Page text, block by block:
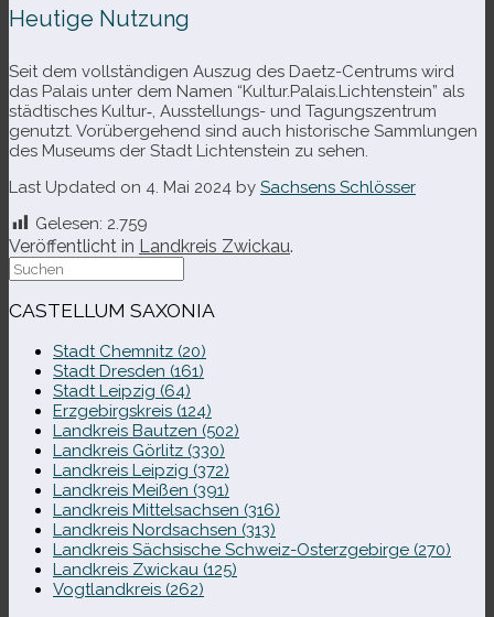
Heutige Nutzung
Seit dem voll­stän­di­gen Auszug des Daetz-​Centrums wird
das Palais unter dem Namen “Kultur.Palais.Lichtenstein” als
städ­ti­sches Kultur‑, Ausstellungs- und Tagungszentrum
genutzt. Vorübergehend sind auch his­to­ri­sche Sammlungen
des Museums der Stadt Lichtenstein zu sehen.
Last Updated on 4. Mai 2024 by Sachsens Schlösser
Gelesen: 2.759
Veröffentlicht in Landkreis Zwickau.
Suche
nach:
CASTELLUM SAXONIA
Stadt Chemnitz (20)
Stadt Dresden (161)
Stadt Leipzig (64)
Erzgebirgskreis (124)
Landkreis Bautzen (502)
Landkreis Görlitz (330)
Landkreis Leipzig (372)
Landkreis Meißen (391)
Landkreis Mittelsachsen (316)
Landkreis Nordsachsen (313)
Landkreis Sächsische Schweiz-​Osterzgebirge (270)
Landkreis Zwickau (125)
Vogtlandkreis (262)